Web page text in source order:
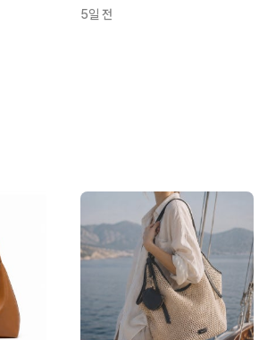
5일 전